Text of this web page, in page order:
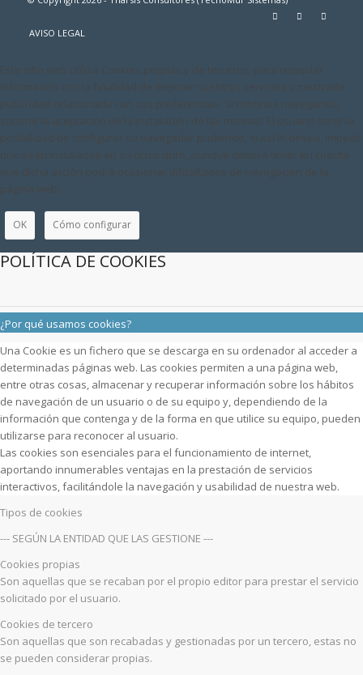
AVISO LEGAL
Este sitio web utiliza Cookies propias y de terceros, para recopilar
información con la finalidad de mejorar nuestros servicios y mostrarle
publicidad relacionada con sus preferencias. Si continua navegando,
supone la aceptación de la instalación de las mismas. El usuario tiene la
posibilidad de configurar su navegador pudiendo, si así lo desea, impedir
que sean instaladas en su disco duro, aunque deberá tener en cuenta
que dicha acción podrá ocasionar dificultades de navegación de la
página web.
OK Cómo configurar
POLÍTICA DE COOKIES
¿Por qué usamos cookies?
Una Cookie es un fichero que se descarga en su ordenador al acceder a
determinadas páginas web. Las cookies permiten a una página web,
entre otras cosas, almacenar y recuperar información sobre los hábitos
de navegación de un usuario o de su equipo y, dependiendo de la
información que contenga y de la forma en que utilice su equipo, pueden
utilizarse para reconocer al usuario.
Las cookies son esenciales para el funcionamiento de internet,
aportando innumerables ventajas en la prestación de servicios
interactivos, facilitándole la navegación y usabilidad de nuestra web.
Tipos de cookies
--- SEGÚN LA ENTIDAD QUE LAS GESTIONE ---
Cookies propias
Son aquellas que se recaban por el propio editor para prestar el servicio
solicitado por el usuario.
Cookies de tercero
Son aquellas que son recabadas y gestionadas por un tercero, estas no
se pueden considerar propias.